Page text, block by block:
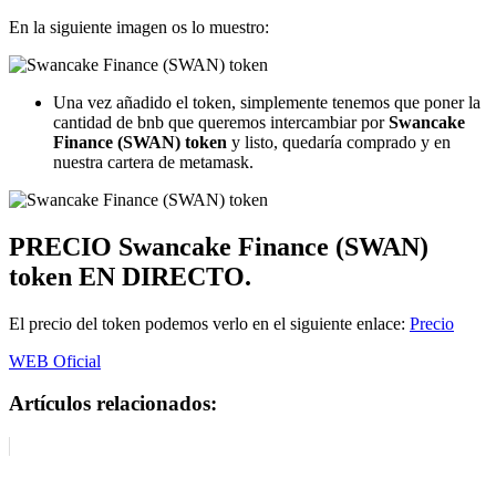
En la siguiente imagen os lo muestro:
Una vez añadido el token, simplemente tenemos que poner la
cantidad de bnb que queremos intercambiar porSwancake
Finance (SWAN) token y listo, quedaría comprado y en
nuestra cartera de metamask.
PRECIO Swancake Finance (SWAN)
token EN DIRECTO.
El precio del token podemos verlo en el siguiente enlace: Precio
WEB Oficial
Artículos relacionados: